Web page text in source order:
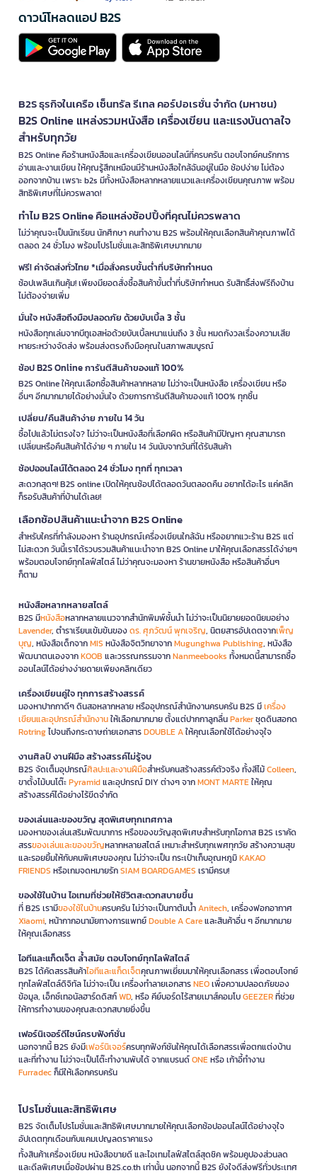
ประเภทนี้มักสอนเทคนิคการเจรจาต่อรอง การโน้มน้าวใจ และการสร้างความ
ไว้วางใจ
จิตวิทยาพฤติกรรม
วิจัยทางวิทยาศาสตร์และตัวอย่างจริงจากชีวิตประจำวัน
จิตวิทยาเชิงบวก
มุ่งเน้นการสร้างความสุข ความหมาย และการใช้ชีวิตที่เต็มเปี่ยม แทนที่จะ
แก้ไขปัญหาเพียงอย่างเดียว เหมาะสำหรับผู้ที่ต้องการมองโลกในแง่ดีและ
สร้างชีวิตที่มีคุณค่า
จิตวิทยาความสัมพันธ์
เข้าใจรูปแบบความรัก ความผูกพัน และการรักษาความสัมพันธ์ระหว่างบุคคล
ไม่ว่าจะเป็นคู่รัก เพื่อน หรือครอบครัว หนังสือจิตวิทยาประเภทนี้ช่วยแก้
ปัญหาความขัดแย้งและสร้างความเข้าใจซึ่งกันและกัน
วิธีเลือกหนังสือจิตวิทยาที่เหมาะกับคุณ
เลือกหนังสือจิตวิทยาที่ใช่ช่วยให้เข้าใจตัวเองได้เร็วขึ้นโดยไม่ต้องงมเข็มใน
มหาสมุทรหนังสือ พิจารณาจากเป้าหมายที่ต้องการแก้ปัญหาและระดับ
เนื้อหาที่อ่านง่าย เพื่อให้คุณได้รับคำแนะนำที่นำไปใช้ได้จริง
กำหนดเป้าหมายที่ชัดเจน:คุณต้องการพัฒนาด้านใด เช่น การจัดการ
อารมณ์ การสื่อสาร หรือการเข้าใจตัวเอง
เลือกผู้เขียนที่น่าเชื่อถือ: หาหนังสือที่เขียนโดยนักจิตวิทยา นักวิจัย หรือผู้
เชี่ยวชาญที่มีประสบการณ์จริง
อ่านรีวิวและสารบัญ:ดูว่าเนื้อหาตรงกับความต้องการของคุณหรือไม่ และ
มีคนอ่านแล้วได้ประโยชน์จริงหรือเปล่า
เริ่มจากหนังสือเบื้องต้น:ถ้าเพิ่งเริ่มสนใจจิตวิทยา ควรเลือกหนังสือที่
เขียนภาษาง่าย มีตัวอย่างชัดเจน ไม่ซับซ้อนเกินไป
เลือกหนังสือที่มีแนวทางปฏิบัติ: หนังสือจิตวิทยาที่ดีไม่ใช่แค่ทฤษฎี แต่
หนังสือจิตวิทยาแนะนำสำหรับผู้เริ่มต้น
สำหรับผู้ที่เพิ่งเริ่มสนใจหนังสือจิตวิทยา ควรเลือกหนังสือที่มีเนื้อหาเข้าใจ
ง่าย ไม่ซับซ้อน และมีตัวอย่างประกอบที่เห็นภาพได้ชัดเจน หนังสือประเภท
"จิตวิทยาในชีวิตประจำวัน" มักเป็นตัวเลือกที่ดี เพราะนำเสนอเนื้อหาใน
ลักษณะเล่าเรื่อง สนุก และใกล้ตัว นอกจากนี้หนังสือแปลจากต่างประเทศที่
มีชื่อเสียงระดับโลกก็เป็นอีกทางเลือกหนึ่ง เพราะผ่านการพิสูจน์จากผู้อ่าน
หลายล้านคนแล้ว
ประโยชน์ของการอ่านหนังสือจิตวิทยาอย่าง
สม่ำเสมอ
การอ่านหนังสือจิตวิทยาเป็นประจำช่วยให้คุณพัฒนาทักษะทางอารมณ์ เพิ่ม
ความเห็นอกเห็นใจผู้อื่น และเข้าใจมุมมองที่หลากหลาย คุณจะสามารถ
จัดการกับความขัดแย้งได้ดีขึ้น ตัดสินใจอย่างมีเหตุผล และสร้างความ
สัมพันธ์ที่แข็งแรงยิ่งขึ้น นอกจากนี้ยังช่วยลดความเครียด เพิ่มความมั่นใจ
และทำให้คุณรู้สึกมีความสุขกับชีวิตมากขึ้น
คำถามที่พบบ่อยเกี่ยวกับหนังสือจิตวิทยา
ไขคำตอบทุกข้อสงสัยเกี่ยวกับการเลือกซื้อและการอ่านหนังสือจิตวิทยา เพื่อ
ช่วยให้คุณเข้าใจกลไกของสมองและอารมณ์ได้อย่างลึกซึ้งยิ่งขึ้น รวบรวม
ประเด็นยอดฮิตที่จะเปลี่ยนวิธีการมองโลกและพัฒนาความสัมพันธ์ของคุณ
ให้ดีกว่าเดิมผ่านการอ่านที่ถูกจุด
1. หนังสือจิตวิทยาเหมาะกับใครบ้าง?
เหมาะกับทุกคนที่ต้องการพัฒนาตนเอง เข้าใจผู้อื่น หรือแก้ปัญหาในชีวิต ไม่
จำเป็นต้องมีพื้นฐานทางจิตวิทยามาก่อน
2. อ่านหนังสือจิตวิทยาแล้วช่วยแก้ปัญหาจิตใจได้จริง
หนังสือจิตวิทยาช่วยให้คุณเข้าใจตัวเองและหาแนวทางแก้ปัญหาเบื้องต้น แต่
ถ้ามีปัญหาจิตใจร้ายแรง ควรปรึกษานักจิตวิทยาหรือจิตแพทย์โดยตรง
3. ควรอ่านหนังสือจิตวิทยาประเภทไหนก่อน?
แนะนำให้เริ่มจากหนังสือพัฒนาตนเองหรือจิตวิทยาเบื้องต้นที่เขียนภาษา
ง่าย มีตัวอย่างชัดเจน แล้วค่อยขยายไปหัวข้อที่สนใจ
4. หนังสือจิตวิทยาแปลดีกว่าหนังสือไทยหรือไม่?
ทั้งสองประเภทมีข้อดีแตกต่างกัน หนังสือแปลมักมีงานวิจัยรองรับ ส่วน
เริ่มต้นเปลี่ยนชีวิตด้วยหนังสือจิตวิทยาวันนี้
หนังสือจิตวิทยาเป็นมากกว่าหนังสืออ่านเล่น แต่เป็นเครื่องมือที่ช่วยให้คุณ
นำทางคุณไปสู่คำตอบที่คุณกำลังมองหา
หากคุณกำลังมองหาหนังสือจิตวิทยาคุณภาพดีที่คัดสรรมาอย่างดี
B2S
เลือกหลากหลายทั้งหนังสือไทยและหนังสือแปล พร้อมโปรโมชั่นพิเศษตลอด
ทั้งปี รับประกันของแท้ 100% และบริการส่งฟรีทั่วประเทศ
ดาวน์โหลดแอป B2S
B2S ธุรกิจในเครือ เซ็นทรัล รีเทล คอร์ปอเรชั่น จำกัด (มหาชน)
B2S Online แหล่งรวมหนังสือ เครื่องเขียน และแรงบันดาลใจ
สำหรับทุกวัย
B2S Online คือร้านหนังสือและเครื่องเขียนออนไลน์ที่ครบครัน ตอบโจทย์คนรักการ
อ่านและงานเขียน ให้คุณรู้สึกเหมือนมีร้านหนังสือใกล้ฉันอยู่ในมือ ช้อปง่าย ไม่ต้อง
ออกจากบ้าน เพราะ b2s มีทั้งหนังสือหลากหลายแนวและเครื่องเขียนคุณภาพ พร้อม
สิทธิพิเศษที่ไม่ควรพลาด!
ทำไม B2S Online คือแหล่งช้อปปิ้งที่คุณไม่ควรพลาด
ไม่ว่าคุณจะเป็นนักเรียน นักศึกษา คนทำงาน B2S พร้อมให้คุณเลือกสินค้าคุณภาพได้
ตลอด 24 ชั่วโมง พร้อมโปรโมชั่นและสิทธิพิเศษมากมาย
ฟรี! ค่าจัดส่งทั่วไทย *เมื่อสั่งครบขั้นต่ำที่บริษัทกำหนด
ช้อปเพลินเกินคุ้ม! เพียงมียอดสั่งซื้อสินค้าขั้นต่ำที่บริษัทกำหนด รับสิทธิ์ส่งฟรีถึงบ้าน
ไม่ต้องจ่ายเพิ่ม
มั่นใจ หนังสือถึงมือปลอดภัย ด้วยบับเบิ้ล 3 ชั้น
หนังสือทุกเล่มจากบีทูเอสห่อด้วยบับเบิ้ลหนาแน่นถึง 3 ชั้น หมดกังวลเรื่องความเสีย
หายระหว่างจัดส่ง พร้อมส่งตรงถึงมือคุณในสภาพสมบูรณ์
ช้อป B2S Online การันตีสินค้าของแท้ 100%
B2S Online ให้คุณเลือกซื้อสินค้าหลากหลาย ไม่ว่าจะเป็นหนังสือ เครื่องเขียน หรือ
อื่นๆ อีกมากมายได้อย่างมั่นใจ ด้วยการการันตีสินค้าของแท้ 100% ทุกชิ้น
เปลี่ยน/คืนสินค้าง่าย ภายใน 14 วัน
ซื้อไปแล้วไม่ตรงใจ? ไม่ว่าจะเป็นหนังสือที่เลือกผิด หรือสินค้ามีปัญหา คุณสามารถ
เปลี่ยนหรือคืนสินค้าได้ง่าย ๆ ภายใน 14 วันนับจากวันที่ได้รับสินค้า
ช้อปออนไลน์ได้ตลอด 24 ชั่วโมง ทุกที่ ทุกเวลา
สะดวกสุดๆ! B2S online เปิดให้คุณช้อปได้ตลอดวันตลอดคืน อยากได้อะไร แค่คลิก
ก็รอรับสินค้าที่บ้านได้เลย!
เลือกช้อปสินค้าแนะนำจาก B2S Online
สำหรับใครที่กำลังมองหา ร้านอุปกรณ์เครื่องเขียนใกล้ฉัน หรืออยากแวะร้าน B2S แต่
ไม่สะดวก วันนี้เราได้รวบรวมสินค้าแนะนำจาก B2S Online มาให้คุณเลือกสรรได้ง่ายๆ
พร้อมตอบโจทย์ทุกไลฟ์สไตล์ ไม่ว่าคุณจะมองหา ร้านขายหนังสือ หรือสินค้าอื่นๆ
ก็ตาม
หนังสือหลากหลายสไตล์
B2S มีหนังสือหลากหลายแนวจากสำนักพิมพ์ชั้นนำ ไม่ว่าจะเป็นนิยายยอดนิยมอย่าง
Lavender, ตำราเรียนเข้มข้นของดร. ศุภวัฒน์ พุกเจริญ, นิตยสารอัปเดตจากเพ็ญ
บุญ, หนังสือเด็กจากMIS หนังสือจิตวิทยาจากMugunghwa Publishing, หนังสือ
พัฒนาตนเองจากKOOB และวรรณกรรมจากNanmeebooks ทั้งหมดนี้สามารถซื้อ
ออนไลน์ได้อย่างง่ายดายเพียงคลิกเดียว
เครื่องเขียนคู่ใจ ทุกการสร้างสรรค์
มองหาปากกาดีๆ ดินสอหลากหลาย หรืออุปกรณ์สำนักงานครบครัน B2S มีเครื่อง
เขียนและอุปกรณ์สำนักงานให้เลือกมากมาย ตั้งแต่ปากกาลูกลื่นParkerชุดดินสอกด
Rotringไปจนถึงกระดาษถ่ายเอกสารDOUBLE Aให้คุณเลือกใช้ได้อย่างจุใจ
งานศิลป์ งานฝีมือ สร้างสรรค์ไม่รู้จบ
B2S จัดเต็มอุปกรณ์ศิลปะและงานฝีมือสำหรับคนสร้างสรรค์ตัวจริง ทั้งสีไม้Colleen,
ขาตั้งไม้บนโต๊ะPyramidและอุปกรณ์ DIY ต่างๆ จากMONT MARTEให้คุณ
สร้างสรรค์ได้อย่างไร้ขีดจำกัด
ของเล่นและของขวัญ สุดพิเศษทุกเทศกาล
มองหาของเล่นเสริมพัฒนาการ หรือของขวัญสุดพิเศษสำหรับทุกโอกาส B2S เราคัด
สรรของเล่นและของขวัญหลากหลายสไตล์ เหมาะสำหรับทุกเพศทุกวัย สร้างความสุข
และรอยยิ้มให้กับคนพิเศษของคุณ ไม่ว่าจะเป็น กระเป๋าเก็บอุณหภูมิKAKAO
FRIENDS หรือเกมจดหมายรักSIAM BOARDGAMES เรามีครบ!
ของใช้ในบ้าน ไอเทมที่ช่วยให้ชีวิตสะดวกสบายขึ้น
ที่ B2S เรามีของใช้ในบ้านครบครัน ไม่ว่าจะเป็นกาต้มน้ำAnitech, เครื่องฟอกอากาศ
Xiaomi, หน้ากากอนามัยทางการแพทย์Double A Careและสินค้าอื่น ๆ อีกมากมาย
ให้คุณเลือกสรร
ไอทีและแก็ดเจ็ต ล้ำสมัย ตอบโจทย์ทุกไลฟ์สไตล์
B2S ได้คัดสรรสินค้าไอทีและแก็ดเจ็ตคุณภาพเยี่ยมมาให้คุณเลือกสรร เพื่อตอบโจทย์
ทุกไลฟ์สไตล์ดิจิทัล ไม่ว่าจะเป็น เครื่องทำลายเอกสารNEOเพื่อความปลอดภัยของ
ข้อมูล, เอ็กซ์เทอนัลฮาร์ดดิสก์WD, หรือ คีย์บอร์ดไร้สายเมาส์คอมโบGEEZERที่ช่วย
ให้การทำงานของคุณสะดวกสบายยิ่งขึ้น
เฟอร์นิเจอร์ดีไซน์ครบฟังก์ชั่น
นอกจากนี้ B2S ยังมีเฟอร์นิเจอร์ครบทุกฟังก์ชันให้คุณได้เลือกสรรเพื่อตกแต่งบ้าน
และที่ทำงาน ไม่ว่าจะเป็นโต๊ะทำงานพับได้ จากแบรนด์ONEหรือ เก้าอี้ทำงาน
Furradecก็มีให้เลือกครบครัน
โปรโมชั่นและสิทธิพิเศษ
B2S จัดเต็มโปรโมชั่นและสิทธิพิเศษมากมายให้คุณเลือกช้อปออนไลน์ได้อย่างจุใจ
อัปเดตทุกเดือนกับแคมเปญลดราคาแรง
ทั้งสินค้าเครื่องเขียน หนังสือขายดี และไอเทมไลฟ์สไตล์สุดชิค พร้อมคูปองส่วนลด
และดีลพิเศษเมื่อช้อปผ่าน B2S.co.th เท่านั้น นอกจากนี้ B2S ยังใจดีส่งฟรีทั่วประเทศ